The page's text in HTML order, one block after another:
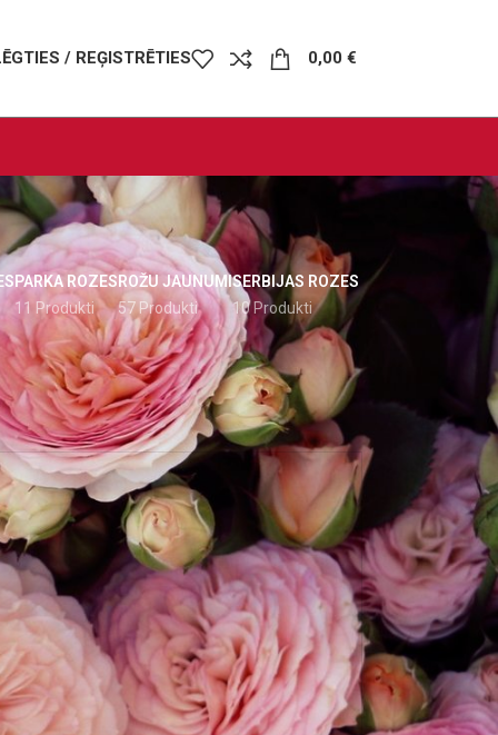
/ REĢISTRĒTIES 0,00 €
PARKA ROZES
11 Produkti
ROŽU JAUNUMI
57 Produkti
SERBIJAS ROZES
10 Produkti
24